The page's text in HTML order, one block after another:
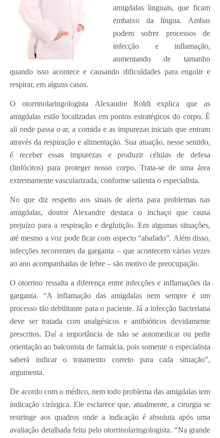
amigdalas linguais, que ficam
embaixo da língua. Ambas
podem sofrer processos de
infecção e inflamação,
aumentando de tamanho
quando isso acontece e causando dificuldades para engolir e
respirar, em alguns casos.
O otorrinolaringologista Alexandre Roldi explica que as
amigdalas estão localizadas em pontos estratégicos do corpo. É
ali onde passa o ar, a comida e as impurezas iniciais que entram
através da respiração e alimentação. Sua atuação, nesse sentido,
é receber essas impurezas e produzir células de defesa
(linfócitos) para proteger nosso corpo. Trata-se de uma área
extremamente vascularizada, conforme salienta o especialista.
No que diz respeito aos sinais de alerta para problemas nas
amigdalas, doutor Alexandre destaca o inchaço que causa
prejuízo para a respiração e deglutição. Em algumas situações,
até mesmo a voz pode ficar com aspecto “abafado”. Além disso,
infecções recorrentes da garganta – que acontecem várias vezes
ao ano acompanhadas de febre – são motivo de preocupação.
O otorrino ressalta a diferença entre infecções e inflamações da
garganta. “A inflamação das amigdalas nem sempre é um
processo tão debilitante para o paciente. Já a infecção bacteriana
deve ser tratada com analgésicos e antibióticos devidamente
prescritos. Daí a importância de não se automedicar ou pedir
orientação ao balconista de farmácia, pois somente o especialista
saberá indicar o tratamento correto para cada situação”,
argumenta.
De acordo com o médico, nem todo problema das amigdalas tem
indicação cirúrgica. Ele esclarece que, atualmente, a cirurgia se
restringe aos quadros onde a indicação é absoluta após uma
avaliação detalhada feita pelo otorrinolaringologista. “Na grande